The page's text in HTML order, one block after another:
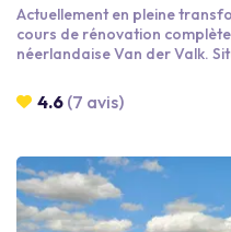
Actuellement en pleine
cours de rénovation
néerlandaise Van der Valk. Situé au cœur du parc d'activités de
seulement cinq minutes en
Paris-Nord Villepinte et à
gratuit est proposé pour
4.6 (7 avis)